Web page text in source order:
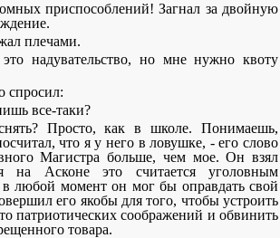
приспособлений! Загнал за двойную
плечами.
надувательство, но мне нужно квоту
спросил:
все-таки?
Просто, как в школе. Понимаешь,
что я у него в ловушке, - его слово
Магистра больше, чем мое. Он взял
на Асконе это считается уголовным
любой момент он мог бы оправдать свой
его якобы для того, чтобы устроить
патриотических соображений и обвинить
товара.